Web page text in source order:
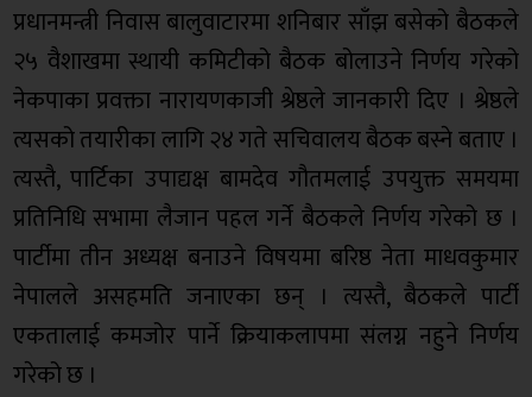
प्रधानमन्त्री निवास बालुवाटारमा शनिबार साँझ बसेको बैठकले
२५ वैशाखमा स्थायी कमिटीको बैठक बोलाउने निर्णय गरेको
नेकपाका प्रवक्ता नारायणकाजी श्रेष्ठले जानकारी दिए । श्रेष्ठले
त्यसको तयारीका लागि २४ गते सचिवालय बैठक बस्ने बताए ।
त्यस्तै, पार्टिका उपाद्यक्ष बामदेव गौतमलाई उपयुक्त समयमा
प्रतिनिधि सभामा लैजान पहल गर्ने बैठकले निर्णय गरेको छ ।
पार्टीमा तीन अध्यक्ष बनाउने विषयमा बरिष्ठ नेता माधवकुमार
नेपालले असहमति जनाएका छन् । त्यस्तै, बैठकले पार्टी
एकतालाई कमजोर पार्ने क्रियाकलापमा संलग्न नहुने निर्णय
गरेको छ ।